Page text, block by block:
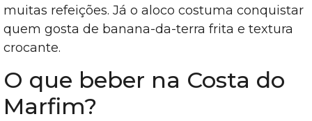
muitas refeições. Já o aloco costuma conquistar
quem gosta de banana-da-terra frita e textura
crocante.
O que beber na Costa do
Marfim?